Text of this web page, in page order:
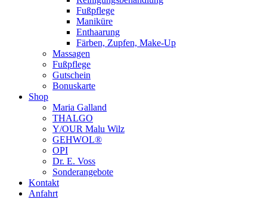
Fußpflege
Maniküre
Enthaarung
Färben, Zupfen, Make-Up
Massagen
Fußpflege
Gutschein
Bonuskarte
Shop
Maria Galland
THALGO
Y/OUR Malu Wilz
GEHWOL®
OPI
Dr. E. Voss
Sonderangebote
Kontakt
Anfahrt